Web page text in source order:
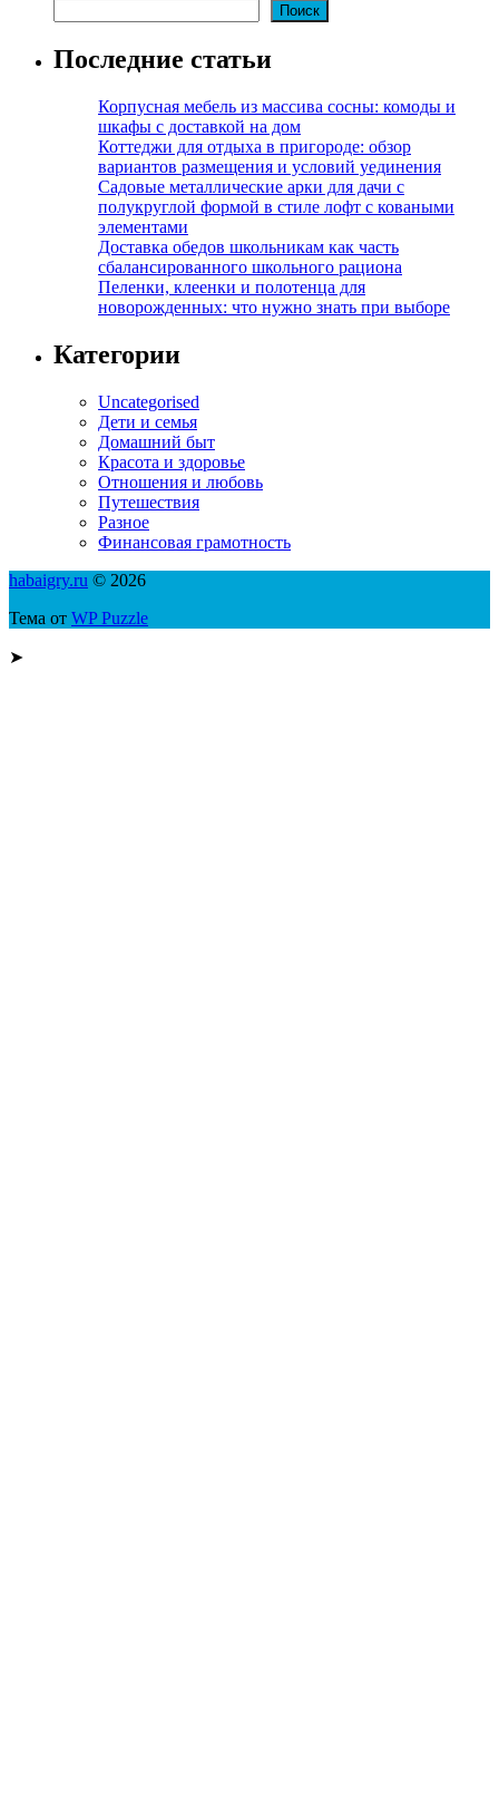
Поиск
Последние статьи
Корпусная мебель из массива сосны: комоды и
шкафы с доставкой на дом
Коттеджи для отдыха в пригороде: обзор
вариантов размещения и условий уединения
Садовые металлические арки для дачи с
полукруглой формой в стиле лофт с коваными
элементами
Доставка обедов школьникам как часть
сбалансированного школьного рациона
Пеленки, клеенки и полотенца для
новорожденных: что нужно знать при выборе
Категории
Uncategorised
Дети и семья
Домашний быт
Красота и здоровье
Отношения и любовь
Путешествия
Разное
Финансовая грамотность
habaigry.ru © 2026
Тема от WP Puzzle
➤